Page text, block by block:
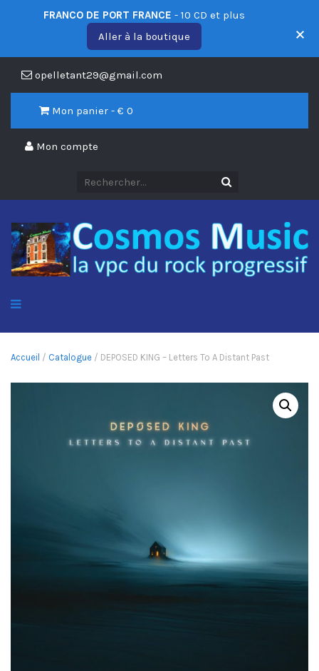
opelletant29@gmail.com
Mon panier - € 0
Mon compte
Accueil / Catalogue / DEPOSED KING – Letters To A Distant Past
FRANCO DE PORT FRANCE - 10 CD et plus
Aller à la boutique